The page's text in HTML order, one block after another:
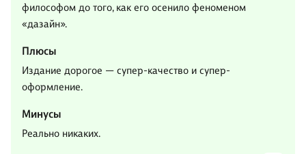
философом до того, как его осенило феноменом
«дазайн».
Плюсы
Издание дорогое — супер-качество и супер-
оформление.
Минусы
Реально никаких.